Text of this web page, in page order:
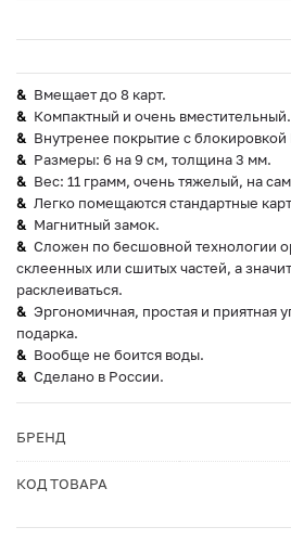
Вмещает до 8 карт.
Компактный и очень вместительный.
Внутренее покрытие с блокировкой
Размеры: 6 на 9 см, толщина 3 мм.
Вес: 11 грамм, очень тяжелый, на
Легко помещаются стандартные
Магнитный замок.
Сложен по бесшовной технологии
склеенных или сшитых частей, а
расклеиваться.
Эргономичная, простая и приятная
подарка.
Вообще не боится воды.
Сделано в России.
БРЕНД
КОД ТОВАРА